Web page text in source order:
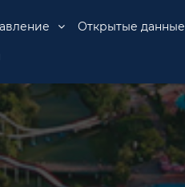
Открытые данные